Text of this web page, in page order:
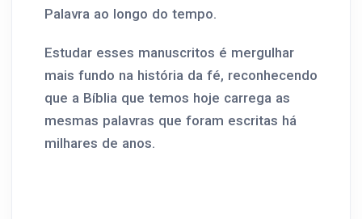
Palavra ao longo do tempo.
Estudar esses manuscritos é mergulhar
mais fundo na história da fé, reconhecendo
que a Bíblia que temos hoje carrega as
mesmas palavras que foram escritas há
milhares de anos.